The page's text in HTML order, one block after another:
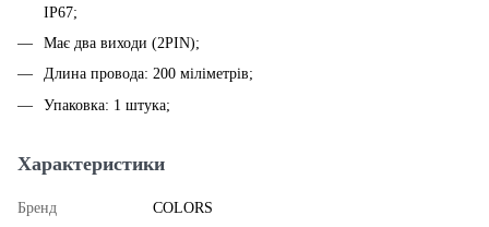
IP67;
Має два виходи (2PIN);
Длина провода: 200 міліметрів;
Упаковка: 1 штука;
Характеристики
Бренд
COLORS